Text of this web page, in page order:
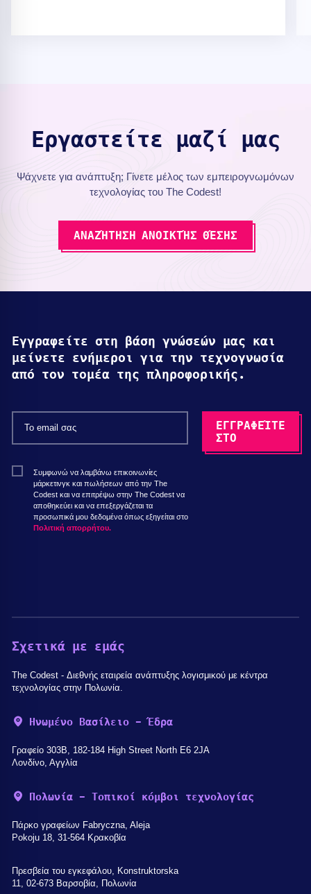
Εργαστείτε μαζί μας
Ψάχνετε για ανάπτυξη; Γίνετε μέλος των εμπειρογνωμόνων
τεχνολογίας του The Codest!
ΑΝΑΖΉΤΗΣΗ ΑΝΟΙΚΤΉΣ ΘΈΣΗΣ
Εγγραφείτε στη βάση γνώσεών μας και
μείνετε ενήμεροι για την τεχνογνωσία
από τον τομέα της πληροφορικής.
Συμφωνώ να λαμβάνω επικοινωνίες
μάρκετινγκ και πωλήσεων από την The
Codest και να επιτρέψω στην The Codest να
αποθηκεύει και να επεξεργάζεται τα
προσωπικά μου δεδομένα όπως εξηγείται στο
Πολιτική απορρήτου.
Σχετικά με εμάς
The Codest - Διεθνής εταιρεία ανάπτυξης λογισμικού με κέντρα
τεχνολογίας στην Πολωνία.
Ηνωμένο Βασίλειο - Έδρα
Γραφείο 303B, 182-184 High Street North E6 2JA
Λονδίνο, Αγγλία
Πολωνία - Τοπικοί κόμβοι τεχνολογίας
Πάρκο γραφείων Fabryczna, Aleja
Pokoju 18, 31-564 Κρακοβία
Πρεσβεία του εγκεφάλου, Konstruktorska
11, 02-673 Βαρσοβία, Πολωνία